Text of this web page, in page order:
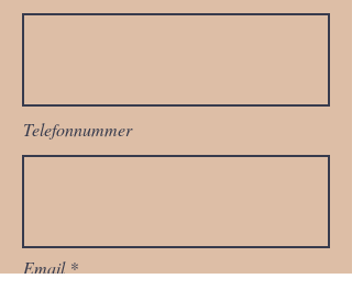
Telefonnummer
Email